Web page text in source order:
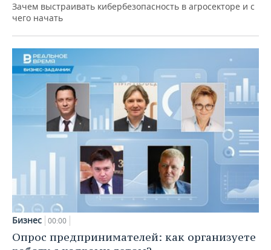
Зачем выстраивать кибербезопасность в агросекторе и с
чего начать
Бизнес 00:00
Опрос предпринимателей: как организуете